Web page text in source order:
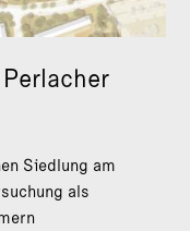
Siedlung am
als